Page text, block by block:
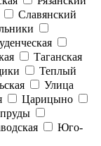
Славянский
Таганская
Теплый
Улица
Царицыно
Юго-